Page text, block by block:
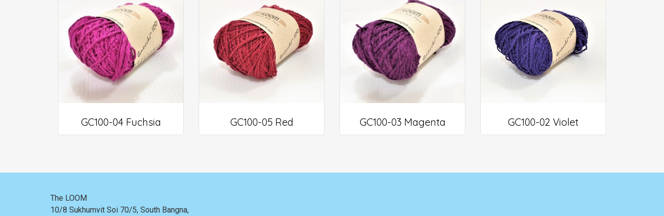
GC100-04 Fuchsia GC100-05 Red GC100-03 Magenta GC100-02 Violet
The LOOM
10/8 Sukhumvit Soi 70/5, South Bangna,